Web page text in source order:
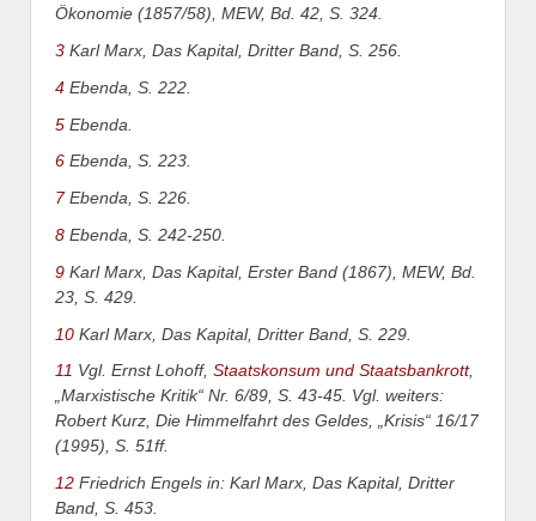
Ökonomie (1857/58), MEW, Bd. 42, S. 324.
3 Karl Marx, Das Kapital, Dritter Band, S. 256.
4 Ebenda, S. 222.
5 Ebenda.
6 Ebenda, S. 223.
7Ebenda, S. 226.
8 Ebenda, S. 242-250.
9 Karl Marx, Das Kapital, Erster Band (1867), MEW, Bd.
23, S. 429.
10 Karl Marx, Das Kapital, Dritter Band, S. 229.
11 Vgl. Ernst Lohoff, Staatskonsum und Staatsbankrott,
„Marxistische Kritik“ Nr. 6/89, S. 43-45. Vgl. weiters:
Robert Kurz, Die Himmelfahrt des Geldes, „Krisis“ 16/17
(1995), S. 51ff.
12 Friedrich Engels in: Karl Marx, Das Kapital, Dritter
Band, S. 453.